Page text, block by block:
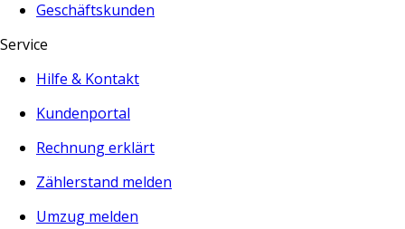
Geschäftskunden
Service
Hilfe & Kontakt
Kundenportal
Rechnung erklärt
Zählerstand melden
Umzug melden